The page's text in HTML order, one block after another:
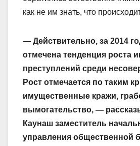
как не им знать, что
— Действительно, за 2014
отмечена тенденция роста
преступлений среди
Рост отмечается по таким
имущественные кражи,
вымогательство, —
Каунаш заместитель
управления общественной